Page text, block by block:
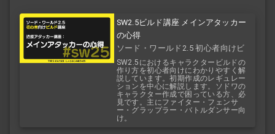
SW2.5ビルド講座 メインアタッカー
の心得
ソード・ワールド2.5 初心者向けビ
ルド講座
SW2.5におけるキャラクタービルドの
作り方を初心者向けにわかりやすく解
説しています。初期作成のレギュレー
ションを中心に解説します。ソドワの
キャラクター作成で困っている方、必
見です。主にファイター・フェンサ
ー・グラップラー・バトルダンサー向
け。